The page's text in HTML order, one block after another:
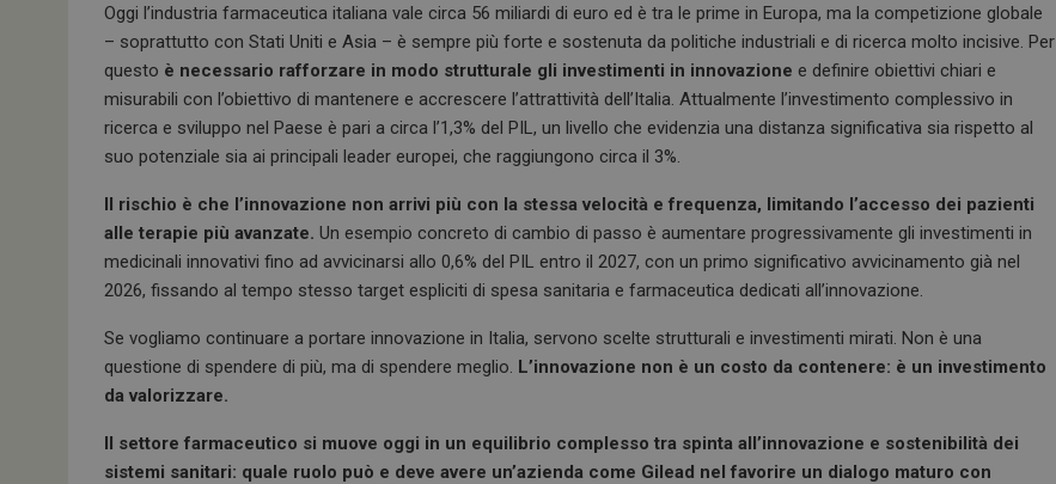
Oggi l’industria farmaceutica italiana vale circa 56 miliardi di euro ed è tra le prime in Europa, ma la competizione globale
– soprattutto con Stati Uniti e Asia – è sempre più forte e sostenuta da politiche industriali e di ricerca molto incisive. Per
questo è necessario rafforzare in modo strutturale gli investimenti in innovazione e definire obiettivi chiari e
misurabili con l’obiettivo di mantenere e accrescere l’attrattività dell’Italia. Attualmente l’investimento complessivo in
ricerca e sviluppo nel Paese è pari a circa l’1,3% del PIL, un livello che evidenzia una distanza significativa sia rispetto al
suo potenziale sia ai principali leader europei, che raggiungono circa il 3%.
Il rischio è che l’innovazione non arrivi più con la stessa velocità e frequenza, limitando l’accesso dei pazienti
alle terapie più avanzate. Un esempio concreto di cambio di passo è aumentare progressivamente gli investimenti in
medicinali innovativi fino ad avvicinarsi allo 0,6% del PIL entro il 2027, con un primo significativo avvicinamento già nel
2026, fissando al tempo stesso target espliciti di spesa sanitaria e farmaceutica dedicati all’innovazione.
Se vogliamo continuare a portare innovazione in Italia, servono scelte strutturali e investimenti mirati. Non è una
questione di spendere di più, ma di spendere meglio. L’innovazione non è un costo da contenere: è un investimento
da valorizzare.
Il settore farmaceutico si muove oggi in un equilibrio complesso tra spinta all’innovazione e sostenibilità dei
sistemi sanitari: quale ruolo può e deve avere un’azienda come Gilead nel favorire un dialogo maturo con